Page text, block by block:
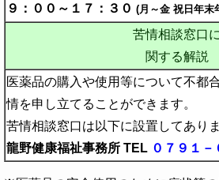
９：００～１７：３０ (月～金 祝日年末
苦情相談窓口に
関する解説
医薬品の購入や使用等について不都
情を申し立てることができます。
苦情相談窓口は以下に設置してありま
龍野健康福祉事務所 TEL ０７９１－